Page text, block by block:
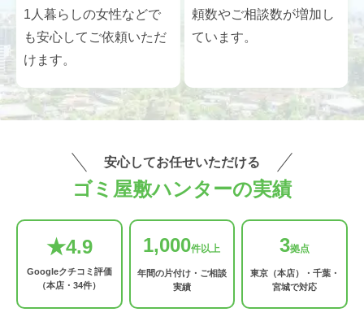
1人暮らしの女性などで
も安心してご依頼いただ
けます。
頼数やご相談数が増加し
ています。
安心してお任せいただける
ゴミ屋敷ハンターの実績
★4.9
Googleクチコミ評価
（本店・34件）
1,000件以上
年間の片付け・ご相談
実績
3拠点
東京（本店）・千葉・
宮城で対応